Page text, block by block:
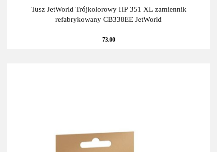
Tusz JetWorld Trójkolorowy HP 351 XL zamiennik
refabrykowany CB338EE JetWorld
73.00